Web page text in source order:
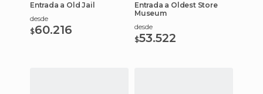
Entrada a Old Jail
desde
$60.216
Entrada a Oldest Store
Museum
desde
$53.522